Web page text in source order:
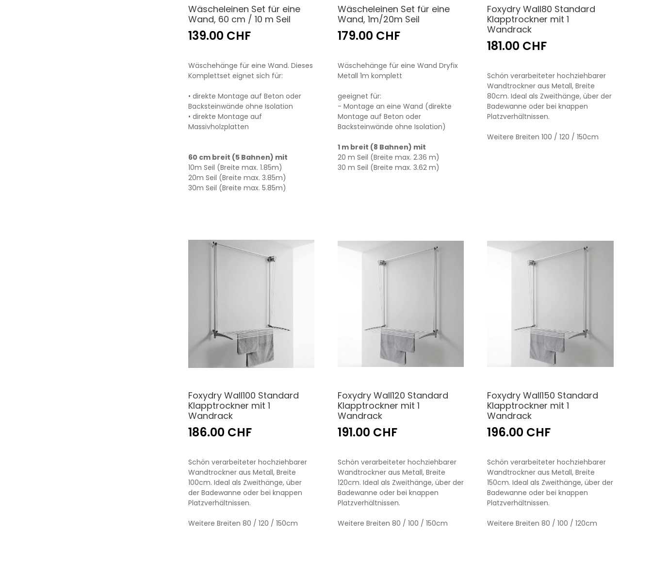
Wäscheleinen Set für eine
Wand, 60 cm / 10 m Seil
139.00 CHF
Wäschehänge für eine Wand. Dieses
Komplettset eignet sich für:
• direkte Montage auf Beton oder
Backsteinwände ohne Isolation
• direkte Montage auf
Massivholzplatten
60 cm breit (5 Bahnen) mit
10m Seil (Breite max. 1.85m)
20m Seil (Breite max. 3.85m)
30m Seil (Breite max. 5.85m)
Wäscheleinen Set für eine
Wand, 1m/20m Seil
179.00 CHF
Wäschehänge für eine Wand Dryfix
Metall 1m komplett
geeignet für:
- Montage an eine Wand (direkte
Montage auf Beton oder
Backsteinwände ohne Isolation)
1 m breit (8 Bahnen) mit
20 m Seil (Breite max. 2.36 m)
30 m Seil (Breite max. 3.62 m)
Foxydry Wall80 Standard
Klapptrockner mit 1
Wandrack
181.00 CHF
Schön verarbeiteter hochziehbarer
Wandtrockner aus Metall, Breite
80cm. Ideal als Zweithänge, über der
Badewanne oder bei knappen
Platzverhältnissen.
Weitere Breiten 100 / 120 / 150cm
Foxydry Wall100 Standard
Klapptrockner mit 1
Wandrack
186.00 CHF
Schön verarbeiteter hochziehbarer
Wandtrockner aus Metall, Breite
100cm. Ideal als Zweithänge, über
der Badewanne oder bei knappen
Platzverhältnissen.
Weitere Breiten 80 / 120 / 150cm
Foxydry Wall120 Standard
Klapptrockner mit 1
Wandrack
191.00 CHF
Schön verarbeiteter hochziehbarer
Wandtrockner aus Metall, Breite
120cm. Ideal als Zweithänge, über der
Badewanne oder bei knappen
Platzverhältnissen.
Weitere Breiten 80 / 100 / 150cm
Foxydry Wall150 Standard
Klapptrockner mit 1
Wandrack
196.00 CHF
Schön verarbeiteter hochziehbarer
Wandtrockner aus Metall, Breite
150cm. Ideal als Zweithänge, über der
Badewanne oder bei knappen
Platzverhältnissen.
Weitere Breiten 80 / 100 / 120cm